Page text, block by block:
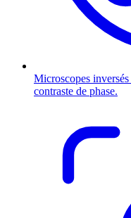
Microscopes inversés
contraste de phase.